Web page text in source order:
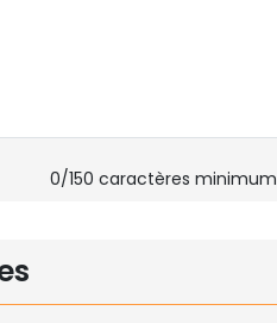
0/150 caractères minimum